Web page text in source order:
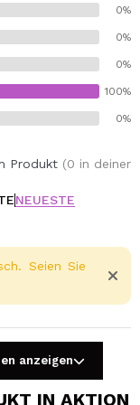
0%
0%
0%
100%
0%
Produkt (0 in deiner
NEUESTE
Seien Sie
anzeigen
IN AKTION